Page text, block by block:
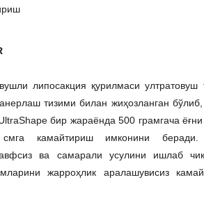
липосакция қурилмаси
тизими билан жиҳозланган
бир жараёнда 500 грамгача
смга камайтириш имконини
ва самарали усулини ишлаб
жарроҳлик аралашувисиз